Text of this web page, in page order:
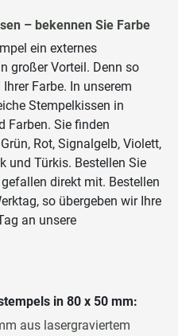
– bekennen Sie Farbe
ein externes
großer Vorteil. Denn so
Farbe. In unserem
Stempelkissen in
Farben. Sie finden
Rot, Signalgelb, Violett,
und Türkis. Bestellen Sie
direkt mit. Bestellen
so übergeben wir Ihre
an unsere
in 80 x 50 mm:
aus lasergraviertem